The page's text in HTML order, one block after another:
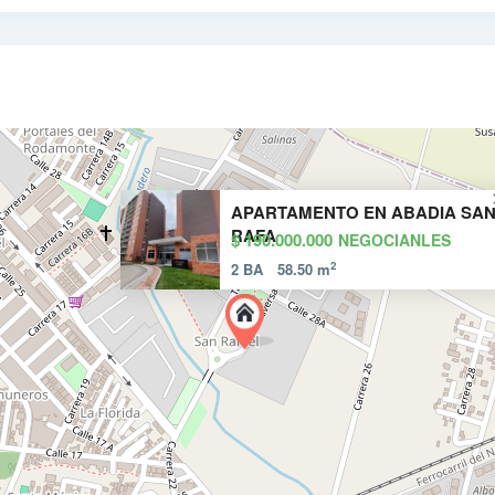
APARTAMENTO EN ABADIA SAN
RAFA
$ 190.000.000 NEGOCIANLES
2 BA 58.50 m2